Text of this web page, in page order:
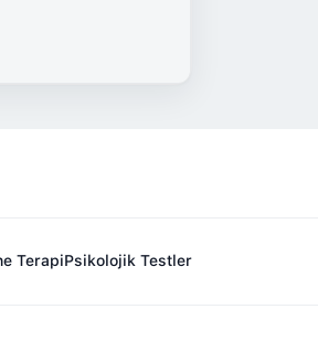
TerapiPsikolojik Testler